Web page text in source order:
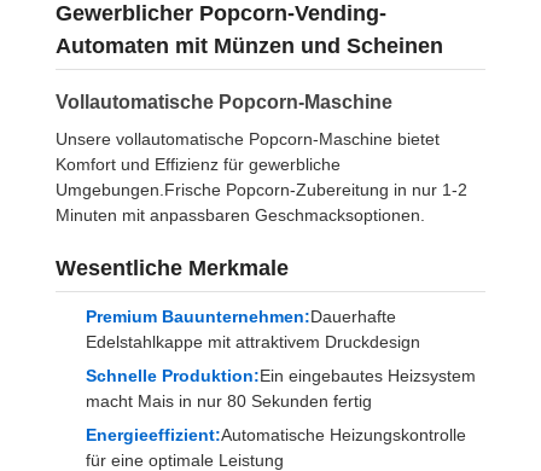
Gewerblicher Popcorn-Vending-
Automaten mit Münzen und Scheinen
Vollautomatische Popcorn-Maschine
Unsere vollautomatische Popcorn-Maschine bietet
Komfort und Effizienz für gewerbliche
Umgebungen.Frische Popcorn-Zubereitung in nur 1-2
Minuten mit anpassbaren Geschmacksoptionen.
Wesentliche Merkmale
Premium Bauunternehmen:Dauerhafte
Edelstahlkappe mit attraktivem Druckdesign
Schnelle Produktion:Ein eingebautes Heizsystem
macht Mais in nur 80 Sekunden fertig
Energieeffizient:Automatische Heizungskontrolle
für eine optimale Leistung